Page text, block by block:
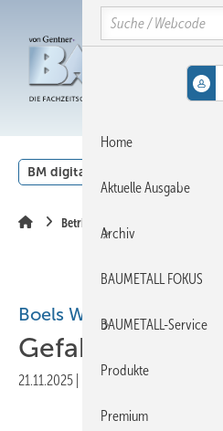
Hauptinhalt
Hauptmenü
SiteSearch
BM digital
Betrieb
Boels Whitepaper ab
Gefahrenzone
21.11.2025 Druckvorschau
Search
Home
Aktuelle Ausgabe
Archiv
BAUMETALL FOKUS
BAUMETALL-Service
Produkte
Premium